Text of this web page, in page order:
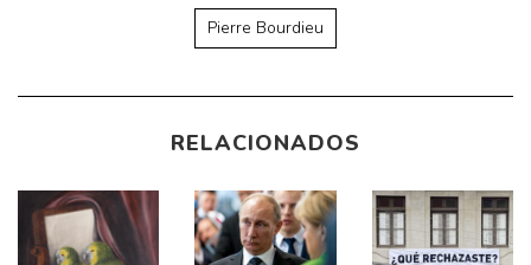
Pierre Bourdieu
RELACIONADOS